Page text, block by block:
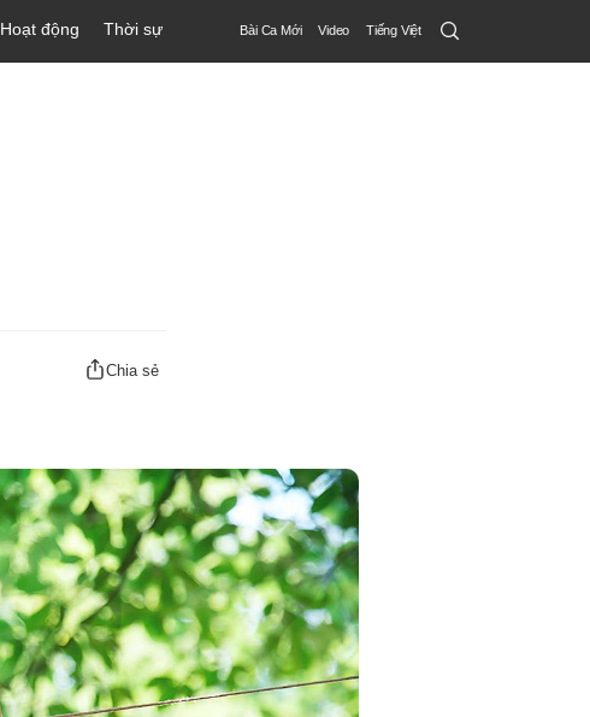
Hoạt động Thời sự Bài Ca Mới Video Tiếng Việt Search
Submit
Chia sẻ